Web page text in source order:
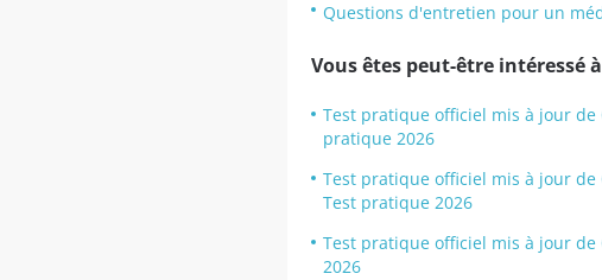
Questions d'entretien pour un
Vous êtes peut-être intéressé
Test pratique officiel mis à jour
pratique 2026
Test pratique officiel mis à jour
Test pratique 2026
Test pratique officiel mis à jour
2026